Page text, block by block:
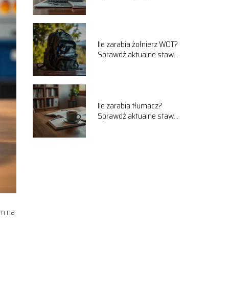
na
Ile zarabia żołnierz WOT?
Sprawdź aktualne stawki
Ile zarabia tłumacz?
Sprawdź aktualne stawki